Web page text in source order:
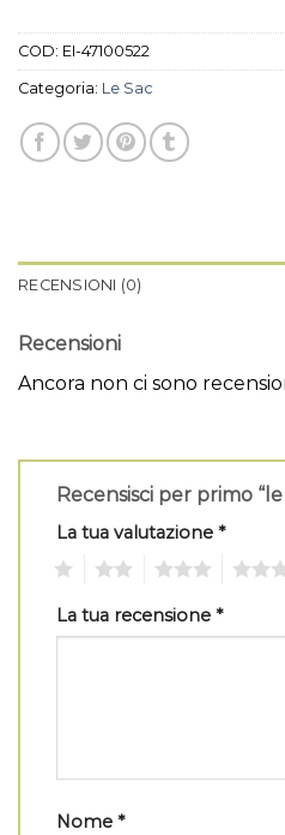
COD: EI-47100522
Categoria: Le Sac
RECENSIONI (0)
Recensioni
Ancora non ci sono
Recensisci per primo “le
La tua valutazione *
La tua recensione *
Nome *